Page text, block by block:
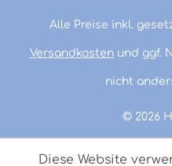
© 2026
Alle Preise inkl.
Versandkosten und ggf.
nicht
Diese Website